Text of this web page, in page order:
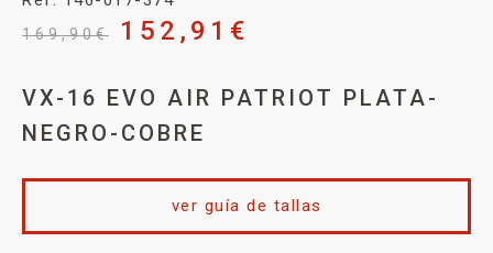
169,90€ 152,91 €
VX-16 EVO AIR PATRIOT PLATA-
NEGRO-COBRE
ver guía de tallas